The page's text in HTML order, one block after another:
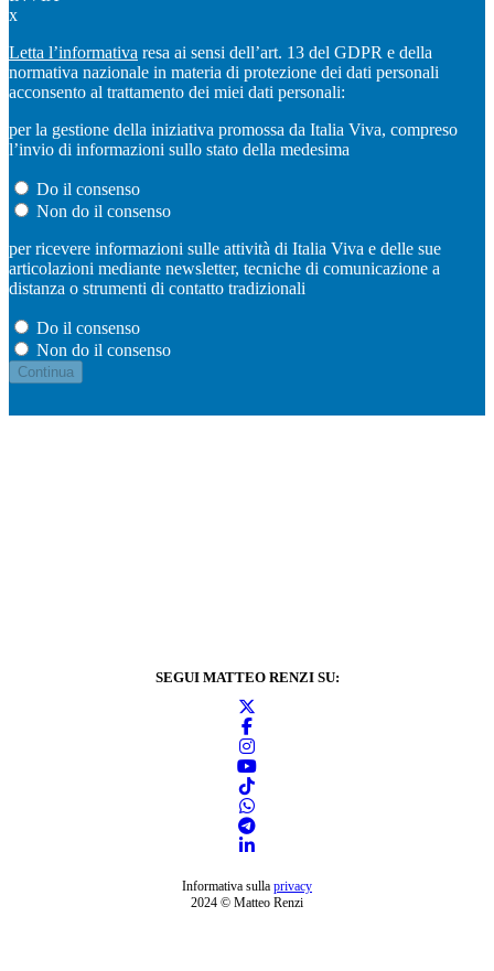
x
Letta l’informativa resa ai sensi dell’art. 13 del GDPR e della
normativa nazionale in materia di protezione dei dati personali
acconsento al trattamento dei miei dati personali:
per la gestione della iniziativa promossa da Italia Viva, compreso
l’invio di informazioni sullo stato della medesima
Do il consenso
Non do il consenso
per ricevere informazioni sulle attività di Italia Viva e delle sue
articolazioni mediante newsletter, tecniche di comunicazione a
distanza o strumenti di contatto tradizionali
Do il consenso
Non do il consenso
SEGUI MATTEO RENZI SU:
Informativa sulla privacy
2024 © Matteo Renzi